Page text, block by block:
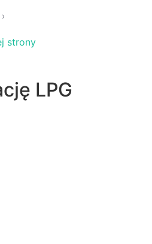
strony
LPG